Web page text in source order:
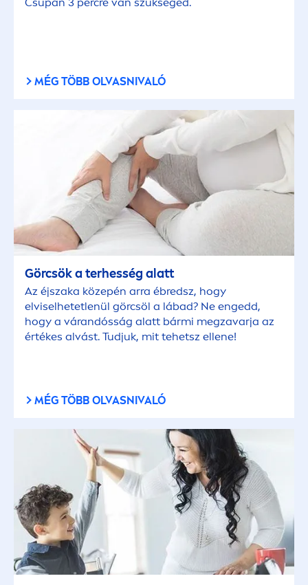
MÉG TÖBB OLVASNIVALÓ
Görcsök a terhesség alatt
Az éjszaka közepén arra ébredsz, hogy
elviselhetetlenül görcsöl a lábad? Ne engedd,
hogy a várandósság alatt bármi megzavarja az
értékes alvást. Tudjuk, mit tehetsz ellene!
MÉG TÖBB OLVASNIVALÓ